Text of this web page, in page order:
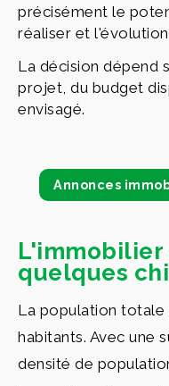
précisément le
réaliser et
La décision dépend
projet, du budget
envisagé.
Annonces
L'immobilier
quelques
La population totale
habitants. Avec une
densité de